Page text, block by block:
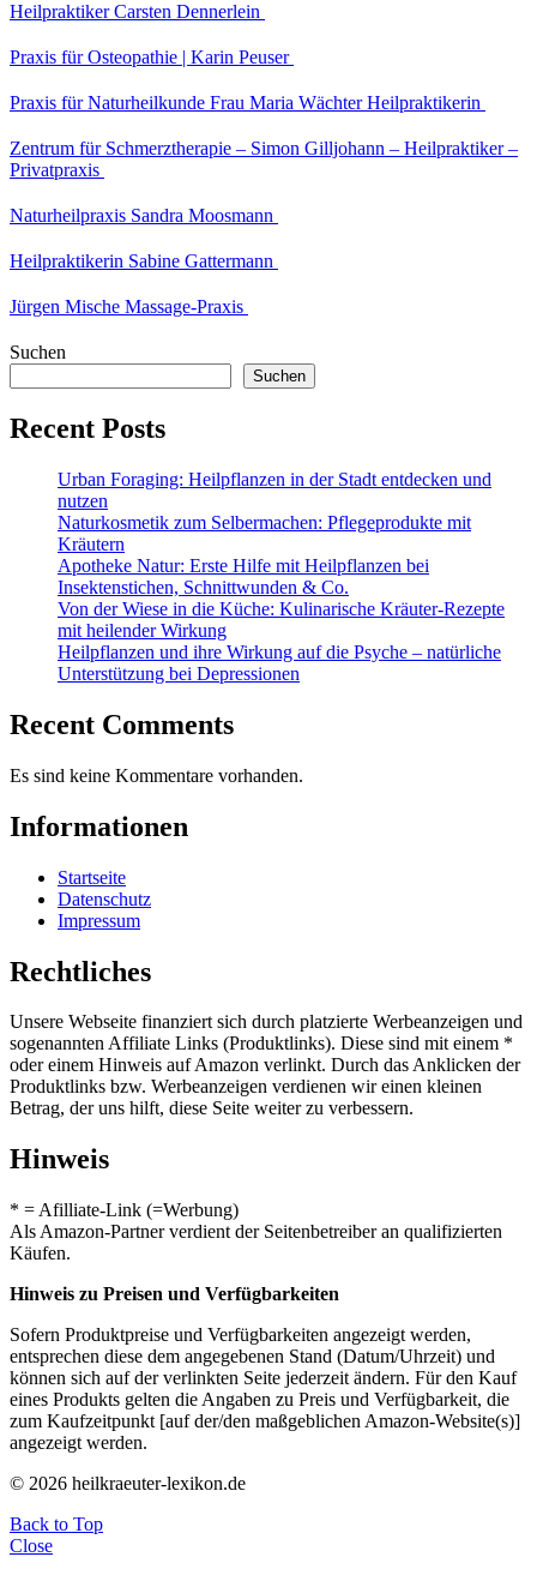
Heilpraktiker Carsten Dennerlein
Praxis für Osteopathie | Karin Peuser
Praxis für Naturheilkunde Frau Maria Wächter Heilpraktikerin
Zentrum für Schmerztherapie – Simon Gilljohann – Heilpraktiker –
Privatpraxis
Naturheilpraxis Sandra Moosmann
Heilpraktikerin Sabine Gattermann
Jürgen Mische Massage-Praxis
Suchen
Suchen
Recent Posts
Urban Foraging: Heilpflanzen in der Stadt entdecken und
nutzen
Naturkosmetik zum Selbermachen: Pflegeprodukte mit
Kräutern
Apotheke Natur: Erste Hilfe mit Heilpflanzen bei
Insektenstichen, Schnittwunden & Co.
Von der Wiese in die Küche: Kulinarische Kräuter-Rezepte
mit heilender Wirkung
Heilpflanzen und ihre Wirkung auf die Psyche – natürliche
Unterstützung bei Depressionen
Recent Comments
Es sind keine Kommentare vorhanden.
Informationen
Startseite
Datenschutz
Impressum
Rechtliches
Unsere Webseite finanziert sich durch platzierte Werbeanzeigen und
sogenannten Affiliate Links (Produktlinks). Diese sind mit einem *
oder einem Hinweis auf Amazon verlinkt. Durch das Anklicken der
Produktlinks bzw. Werbeanzeigen verdienen wir einen kleinen
Betrag, der uns hilft, diese Seite weiter zu verbessern.
Hinweis
* = Afilliate-Link (=Werbung)
Als Amazon-Partner verdient der Seitenbetreiber an qualifizierten
Käufen.
Hinweis zu Preisen und Verfügbarkeiten
Sofern Produktpreise und Verfügbarkeiten angezeigt werden,
entsprechen diese dem angegebenen Stand (Datum/Uhrzeit) und
können sich auf der verlinkten Seite jederzeit ändern. Für den Kauf
eines Produkts gelten die Angaben zu Preis und Verfügbarkeit, die
zum Kaufzeitpunkt [auf der/den maßgeblichen Amazon-Website(s)]
angezeigt werden.
© 2026 heilkraeuter-lexikon.de
Back to Top
Close